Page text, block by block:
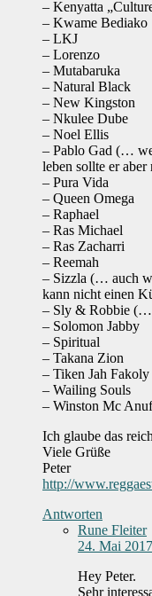
– Kenyatta
– Kwame Bediako
– LKJ
– Lorenzo
– Mutabaruka
– Natural Black
– New Kingston
– Nkulee Dube
– Noel Ellis
– Pablo Gad (…
leben sollte er aber
– Pura Vida
– Queen Omega
– Raphael
– Ras Michael
– Ras Zacharri
– Reemah
– Sizzla (… auch
kann nicht einen
– Sly & Robbie (…
– Solomon Jabby
– Spiritual
– Takana Zion
– Tiken Jah Fakoly
– Wailing Souls
– Winston Mc
Ich glaube das
Viele Grüße
Peter
http://
Antworten
Rune Fleiter
24. Mai
Hey Peter.
Sehr